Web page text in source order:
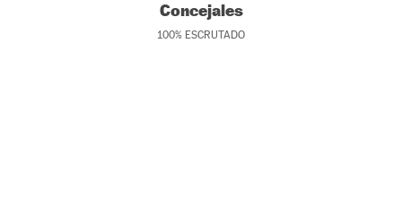
Concejales
100% ESCRUTADO